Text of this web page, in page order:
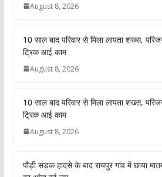
August 8, 2026
10 साल बाद परिवार से मिला लापता शख्स,
ट्रिक आई काम
August 8, 2026
10 साल बाद परिवार से मिला लापता शख्स,
ट्रिक आई काम
August 8, 2026
पौड़ी सड़क हादसे के बाद रायपुर गांव में छाया